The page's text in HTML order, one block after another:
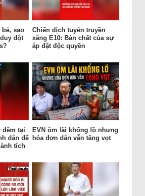
bé, sao
đột
Chiến dịch tuyên truyền
xăng E10: Bản chất của sự
áp đặt độc quyền
đêm tại
dân để
tích
EVN ôm lãi khổng lồ nhưng
hóa đơn dân vẫn tăng vọt